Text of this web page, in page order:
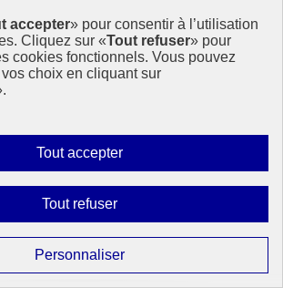
accepter» pour consentir à l’utilisation
Cliquez sur «Tout refuser» pour
cookies fonctionnels. Vous pouvez
choix en cliquant sur
Tout accepterAutoriser
tous
Tout refuserInterdire
tous
PersonnaliserParamétrer
les